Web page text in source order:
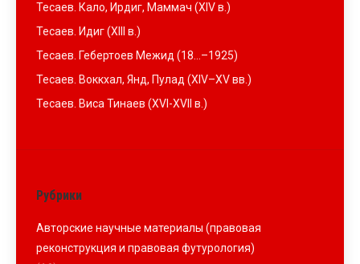
Тесаев. Кало, Ирдиг, Маммач (XIV в.)
Тесаев. Идиг (XIII в.)
Тесаев. Гебертоев Межид (18…–1925)
Тесаев. Воккхал, Янд, Пулад (XIV–XV вв.)
Тесаев. Виса Тинаев (XVI-XVII в.)
Рубрики
Авторские научные материалы (правовая
реконструкция и правовая футурология)